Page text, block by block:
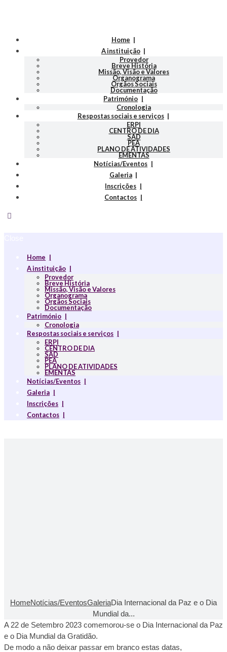
Home
A instituição
Provedor
Breve História
Missão, Visão e Valores
Organograma
Orgãos Sociais
Documentação
Património
Cronologia
Respostas sociais e serviços
ERPI
CENTRO DE DIA
SAD
PEA
PLANO DE ATIVIDADES
EMENTAS
Notícias/Eventos
Galeria
Inscrições
Contactos
Home
A instituição
Provedor
Breve História
Missão, Visão e Valores
Organograma
Orgãos Sociais
Documentação
Património
Cronologia
Respostas sociais e serviços
ERPI
CENTRO DE DIA
SAD
PEA
PLANO DE ATIVIDADES
EMENTAS
Notícias/Eventos
Galeria
Inscrições
Contactos
HomeNotícias/EventosGaleriaDia Internacional da Paz e o Dia
Mundial da...
A 22 de Setembro 2023 comemorou-se o Dia Internacional da Paz
e o Dia Mundial da Gratidão.
De modo a não deixar passar em branco estas datas,